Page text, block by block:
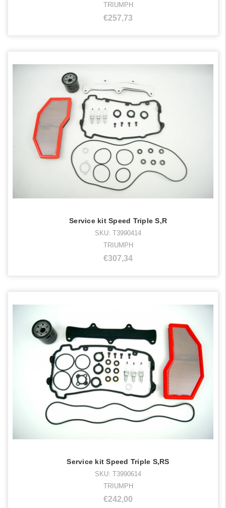
TRIUMPH
€257,73
Service kit Speed Triple S,R
SKU: T3990414
TRIUMPH
€307,34
Service kit Speed Triple S,RS
SKU: T3990614
TRIUMPH
€242,00